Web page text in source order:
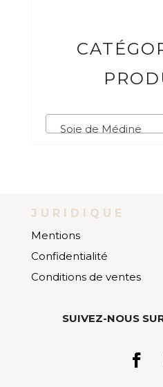
Soie de Médine
JURIDIQUE
Mentions
Confidentialité
Conditions de ventes
SUIVEZ-NOUS